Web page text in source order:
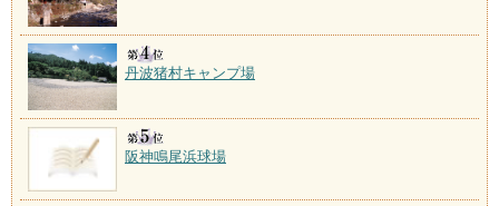
丹波猪村キャンプ場
阪神鳴尾浜球場